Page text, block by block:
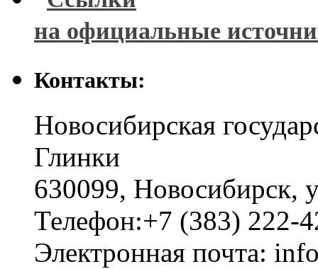
на официальные
Контакты:
Новосибирская
Глинки
630099, Новосибирск,
Телефон:+7 (383) 222-
Электронная почта: